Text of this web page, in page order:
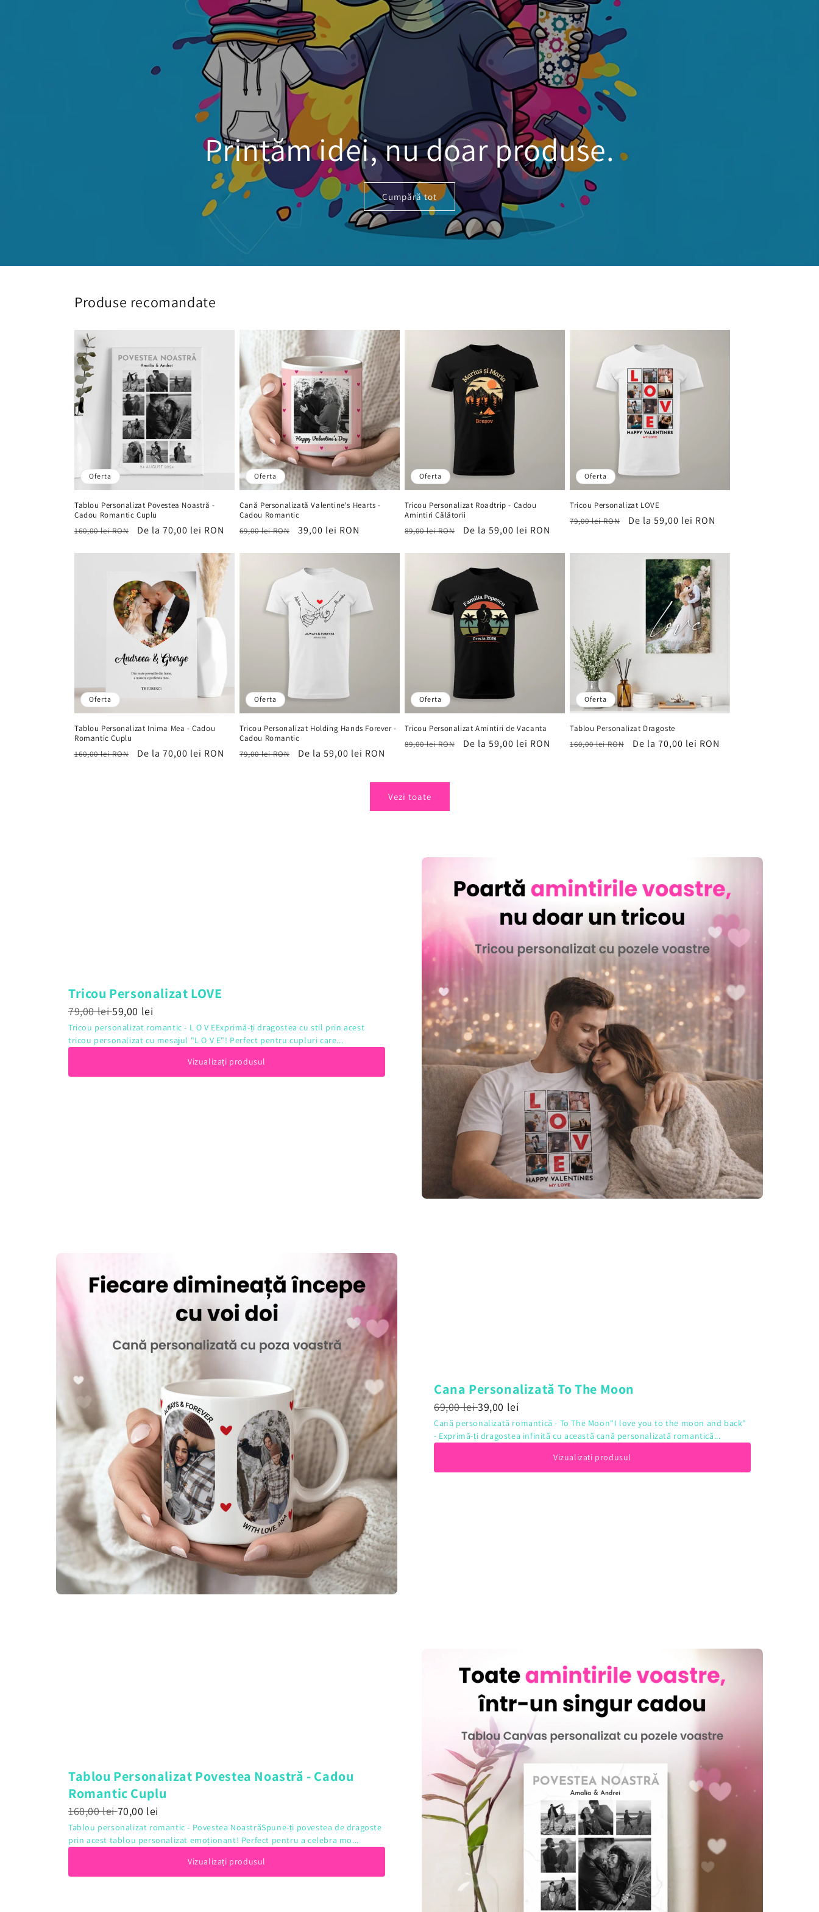
Printăm idei, nu doar produse.
Cumpără tot
Produse recomandate
Oferta
Tablou Personalizat Povestea Noastră -
Cadou Romantic Cuplu
Preț
160,00 lei RON
Preț
De la 70,00 lei RON
Oferta
Cană Personalizată Valentine's Hearts -
Cadou Romantic
Preț
69,00 lei RON
Preț
39,00 lei RON
Oferta
Tricou Personalizat Roadtrip - Cadou
Amintiri Călătorii
Preț
89,00 lei RON
Preț
De la 59,00 lei RON
Oferta
Tricou Personalizat LOVE
Preț
79,00 lei RON
Preț
De la 59,00 lei RON
Oferta
Tablou Personalizat Inima Mea - Cadou
Romantic Cuplu
Preț
160,00 lei RON
Preț
De la 70,00 lei RON
Oferta
Tricou Personalizat Holding Hands Forever -
Cadou Romantic
Preț
79,00 lei RON
Preț
De la 59,00 lei RON
Oferta
Tricou Personalizat Amintiri de Vacanta
Preț
89,00 lei RON
Preț
De la 59,00 lei RON
Oferta
Tablou Personalizat Dragoste
Preț
160,00 lei RON
Preț
De la 70,00 lei RON
Vezi toate
Tricou Personalizat LOVE
79,00 lei59,00 lei
Tricou personalizat romantic - L O V EExprimă-ți dragostea cu stil prin acest
tricou personalizat cu mesajul "L O V E"! Perfect pentru cupluri care...
Vizualizați produsul
Cana Personalizată To The Moon
69,00 lei39,00 lei
Cană personalizată romantică - To The Moon"I love you to the moon and back"
- Exprimă-ți dragostea infinită cu această cană personalizată romantică...
Vizualizați produsul
Tablou Personalizat Povestea Noastră - Cadou
Romantic Cuplu
160,00 lei70,00 lei
Tablou personalizat romantic - Povestea NoastrăSpune-ți povestea de dragoste
prin acest tablou personalizat emoționant! Perfect pentru a celebra mo...
Vizualizați produsul